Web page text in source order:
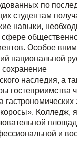
по
студентам
навыки,
Особое
национальной
сохранение
наследия, а
гостеприимства
гастрономических
Колледж,
и